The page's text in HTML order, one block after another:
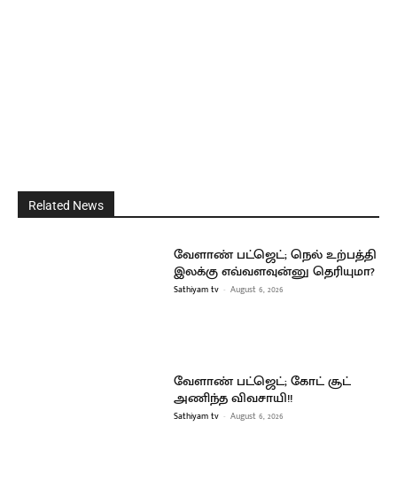
Related News
வேளாண் பட்ஜெட்; நெல் உற்பத்தி
இலக்கு எவ்வளவுன்னு தெரியுமா?
Sathiyam tv - August 6, 2026
வேளாண் பட்ஜெட்; கோட் சூட்
அணிந்த விவசாயி!!
Sathiyam tv - August 6, 2026